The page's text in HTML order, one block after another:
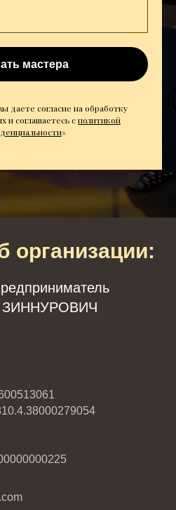
мастера
даете согласие на обработку
и соглашаетесь cполитикой
»
организации: